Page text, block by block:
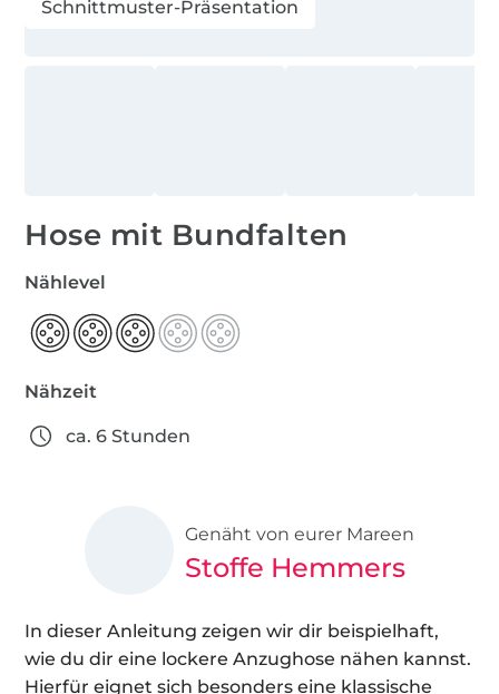
Schnittmuster-Präsentation
Hose mit Bundfalten
Nählevel
Nähzeit
ca. 6 Stunden
Genäht von eurer Mareen
Stoffe Hemmers
In dieser Anleitung zeigen wir dir beispielhaft,
wie du dir eine lockere Anzughose nähen kannst.
Hierfür eignet sich besonders eine klassische